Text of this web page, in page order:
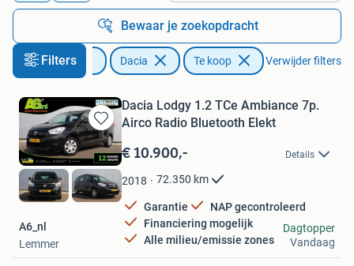
Bewaar je zoekopdracht
Filters
Auto's Dacia Te koop Verwijder filters
Bewaren
in
Mijn
Favorieten
Dacia Lodgy 1.2 TCe Ambiance 7p.
Airco Radio Bluetooth Elekt
€ 10.900,- Details
2018 72.350 km
Garantie
NAP gecontroleerd
Financiering mogelijk
Alle milieu/emissie zones
A6_nl
Lemmer
Dagtopper
Vandaag